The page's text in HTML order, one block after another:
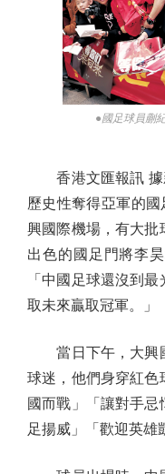
●國足球員蒯
香港文匯報訊 據
歷史性奪得亞軍的
興國際機場，有大批
出色的國足門將李
「中國足球還沒到
取未來贏取冠軍。」
當日下午，大興國
球迷，他們身穿紅色
國而戰」「讓對手忌
足揚威」「歡迎英雄